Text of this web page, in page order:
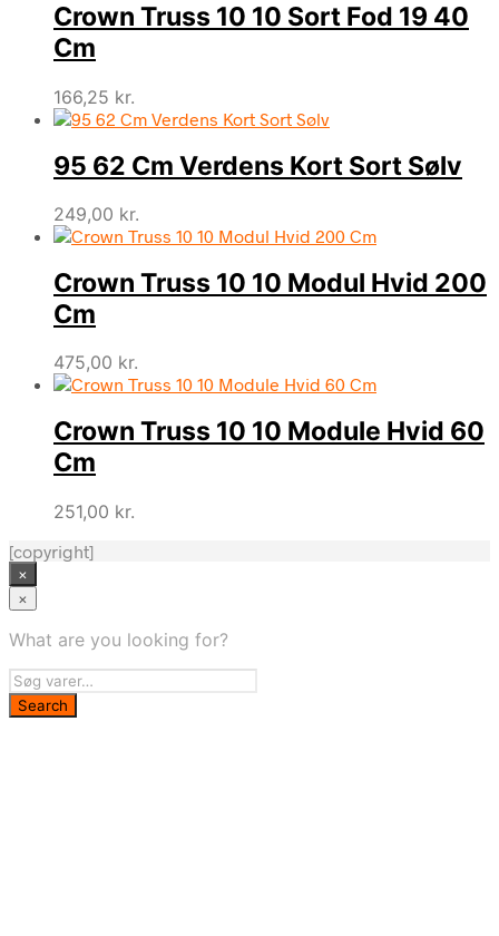
Crown Truss 10 10 Sort Fod 19 40
Cm
166,25 kr.
95 62 Cm Verdens Kort Sort Sølv
249,00 kr.
Crown Truss 10 10 Modul Hvid 200
Cm
475,00 kr.
Crown Truss 10 10 Module Hvid 60
Cm
251,00 kr.
[copyright]
×
×
What are you looking for?